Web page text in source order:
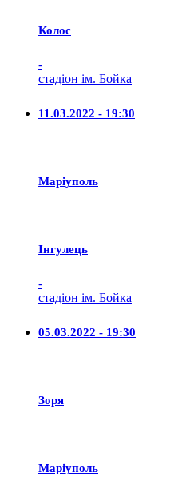
Колос
-
стадіон ім. Бойка
11.03.2022 - 19:30
Маріуполь
Iнгулець
-
стадіон ім. Бойка
05.03.2022 - 19:30
Зоря
Маріуполь